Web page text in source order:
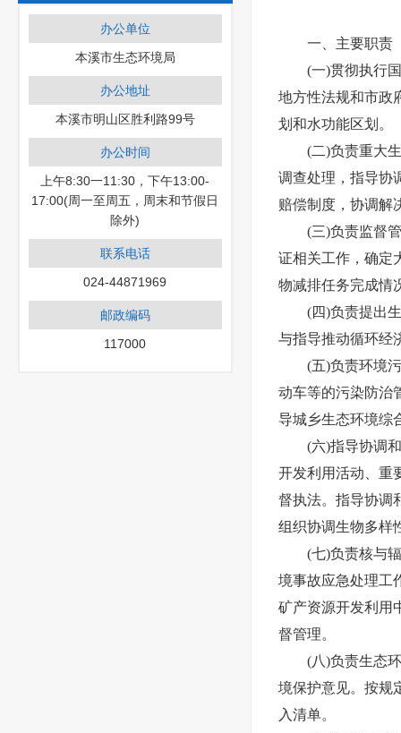
办公单位
本溪市生态环境局
办公地址
本溪市明山区胜利路99号
办公时间
上午8:30一11:30，下午13:00-
17:00(周一至周五，周末和节假日
除外)
联系电话
024-44871969
邮政编码
117000
一、主要职责
(一)贯彻执行
地方性法规和市政
划和水功能区划。
(二)负责重大
调查处理，指导协
赔偿制度，协调解
(三)负责监督
证相关工作，确定
物减排任务完成情
(四)负责提出
与指导推动循环经
(五)负责环境
动车等的污染防治
导城乡生态环境综
(六)指导协调
开发利用活动、重
督执法。指导协调
组织协调生物多样
(七)负责核与
境事故应急处理工
矿产资源开发利用
督管理。
(八)负责生态
境保护意见。按规
入清单。